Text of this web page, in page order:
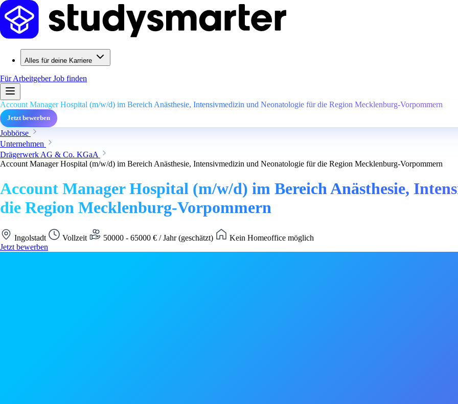
Alles für deine Karriere
Für ArbeitgeberJob finden
Account Manager Hospital (m/w/d) im Bereich Anästhesie, Intensivmedizin und Neonatologie für die Region Mecklenburg-Vorpommern
Jetzt bewerben
Jobbörse
Unternehmen
Drägerwerk AG & Co. KGaA
Account Manager Hospital (m/w/d) im Bereich Anästhesie, Intensivmedizin und Neonatologie für die Region Mecklenburg-Vorpommern
Account Manager Hospital (m/w/d) im Bereich Anästhesie,
die Region Mecklenburg-Vorpommern
Ingolstadt Vollzeit 50000 - 65000 € / Jahr (geschätzt)
Kein Homeoffice möglich
Jetzt bewerben